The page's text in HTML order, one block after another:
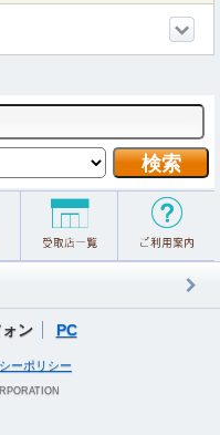
ン PC
ーポリシー